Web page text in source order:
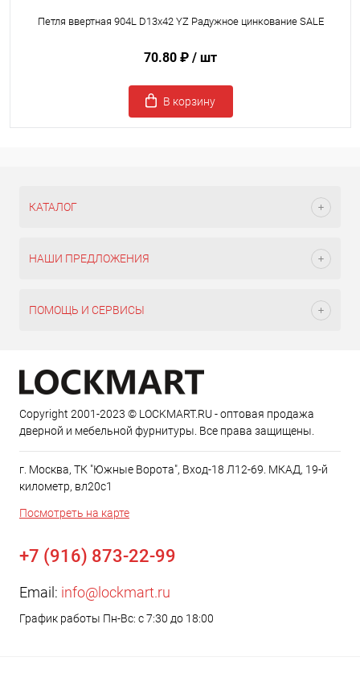
Петля ввертная 904L D13x42 YZ Радужное цинкование SALE
70.80 ₽ / шт
В корзину
КАТАЛОГ
НАШИ ПРЕДЛОЖЕНИЯ
ПОМОЩЬ И СЕРВИСЫ
Copyright 2001-2023 © LOCKMART.RU - оптовая продажа
дверной и мебельной фурнитуры. Все права защищены.
г. Москва, ТК "Южные Ворота", Вход-18 Л12-69. МКАД, 19-й
километр, вл20с1
Посмотреть на карте
+7 (916) 873-22-99
Email: info@lockmart.ru
График работы Пн-Вс: с 7:30 до 18:00